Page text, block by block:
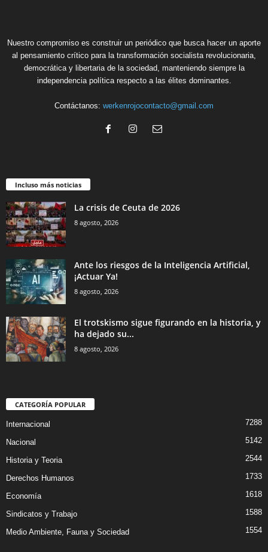
Nuestro compromiso es construir un periódico que busca hacer un aporte
al pensamiento crítico para la transformación socialista revolucionaria,
democrática y libertaria de la sociedad, manteniendo siempre la
independencia política respecto a las élites dominantes.
Contáctanos: werkenrojocontacto@gmail.com
Incluso más noticias
La crisis de Ceuta de 2026
8 agosto, 2026
Ante los riesgos de la Inteligencia Artificial,
¡Actuar Ya!
8 agosto, 2026
El trotskismo sigue figurando en la historia, y
ha dejado su...
8 agosto, 2026
CATEGORÍA POPULAR
Internacional 7288
Nacional 5142
Historia y Teoria 2544
Derechos Humanos 1733
Economía 1618
Sindicatos y Trabajo 1588
Medio Ambiente, Fauna y Sociedad 1554